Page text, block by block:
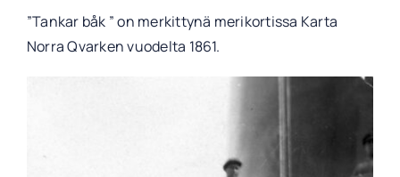
”Tankar båk ” on merkittynä merikortissa Karta
Norra Qvarken vuodelta 1861.